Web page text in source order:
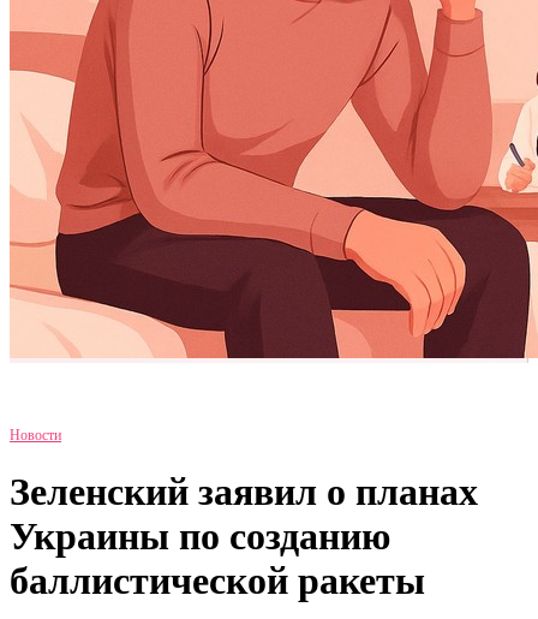
Новости
Зеленский заявил о планах
Украины по созданию
баллистической ракеты